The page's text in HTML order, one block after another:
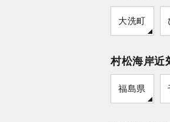
大洗町
村松海岸近
福島県